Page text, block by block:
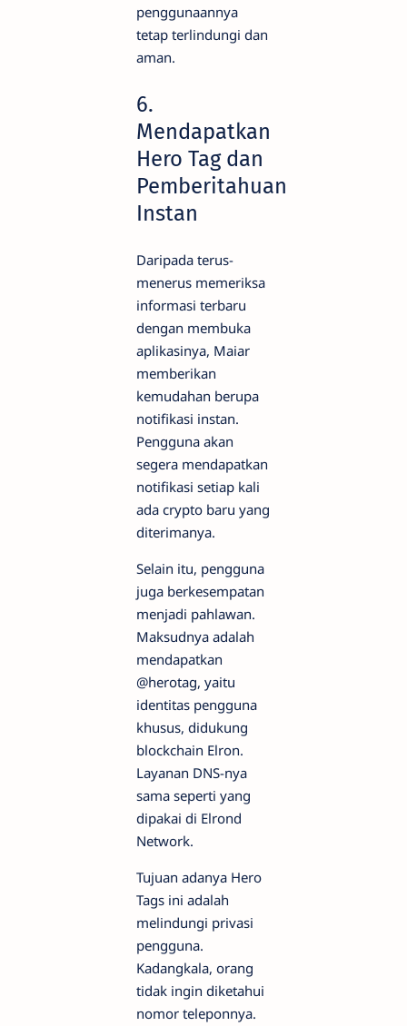
penggunaannya
tetap terlindungi dan
aman.
6.
Mendapatkan
Hero Tag dan
Pemberitahuan
Instan
Daripada terus-
menerus memeriksa
informasi terbaru
dengan membuka
aplikasinya, Maiar
memberikan
kemudahan berupa
notifikasi instan.
Pengguna akan
segera mendapatkan
notifikasi setiap kali
ada crypto baru yang
diterimanya.
Selain itu, pengguna
juga berkesempatan
menjadi pahlawan.
Maksudnya adalah
mendapatkan
@herotag, yaitu
identitas pengguna
khusus, didukung
blockchain Elron.
Layanan DNS-nya
sama seperti yang
dipakai di Elrond
Network.
Tujuan adanya Hero
Tags ini adalah
melindungi privasi
pengguna.
Kadangkala, orang
tidak ingin diketahui
nomor teleponnya.